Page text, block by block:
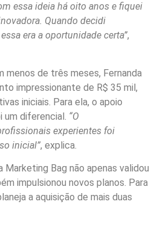
essa ideia há oito anos e fiquei
Quando decidi
era a oportunidade certa”,
menos de três meses, Fernanda
impressionante de R$ 35 mil,
iniciais. Para ela, o apoio
diferencial. “O
experientes foi
inicial”, explica.
Marketing Bag não apenas validou
impulsionou novos planos. Para
a aquisição de mais duas